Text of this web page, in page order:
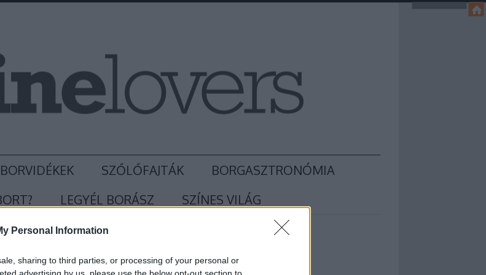
Personal Information
sharing to third parties, or processing of your personal or
advertising by us, please use the below opt-out section to
BORVIDÉKEK SZŐLŐFAJTÁK
BORGASZTRONÓMIA
LEGYÉL BORÁSZ SZÍNES VILÁG